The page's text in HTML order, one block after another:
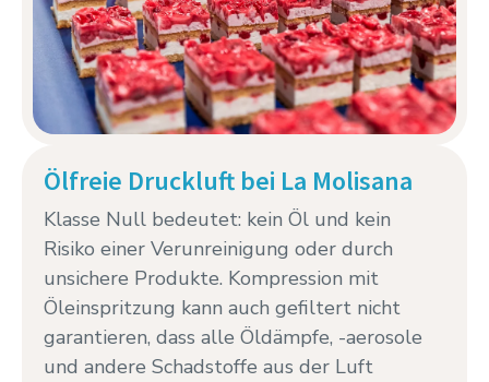
Ölfreie Druckluft bei La Molisana
Klasse Null bedeutet: kein Öl und kein
Risiko einer Verunreinigung oder durch
unsichere Produkte. Kompression mit
Öleinspritzung kann auch gefiltert nicht
garantieren, dass alle Öldämpfe, -aerosole
und andere Schadstoffe aus der Luft